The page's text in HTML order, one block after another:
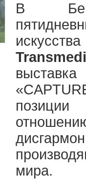
В
мира.